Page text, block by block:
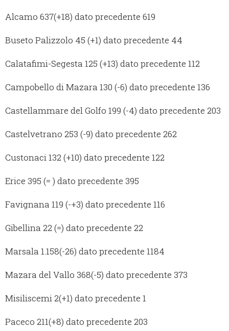
Alcamo 637(+18) dato precedente 619
Buseto Palizzolo 45 (+1) dato precedente 44
Calatafimi-Segesta 125 (+13) dato precedente 112
Campobello di Mazara 130 (-6) dato precedente 136
Castellammare del Golfo 199 (-4) dato precedente 203
Castelvetrano 253 (-9) dato precedente 262
Custonaci 132 (+10) dato precedente 122
Erice 395 (= ) dato precedente 395
Favignana 119 (-+3) dato precedente 116
Gibellina 22 (=) dato precedente 22
Marsala 1.158(-26) dato precedente 1184
Mazara del Vallo 368(-5) dato precedente 373
Misiliscemi 2(+1) dato precedente 1
Paceco 211(+8) dato precedente 203